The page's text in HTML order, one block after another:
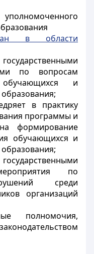
в области
по вопросам
обучающихся и
в практику
программы и
формирование
обучающихся и
по
среди
организаций
полномочия,